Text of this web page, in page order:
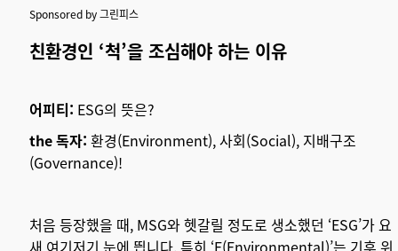
Sponsored by 그린피스
친환경인 ‘척’을 조심해야 하는 이유
어피티: ESG의 뜻은?
the 독자: 환경(Environment), 사회(Social), 지배구조
(Governance)!
처음 등장했을 때, MSG와 헷갈릴 정도로 생소했던 ‘ESG’가 요
새 여기저기 눈에 띕니다. 특히 ‘E(Environmental)’는 기후 위